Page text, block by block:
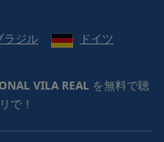
ラジル ドイツ
VILA REAL を無料で聴
で！